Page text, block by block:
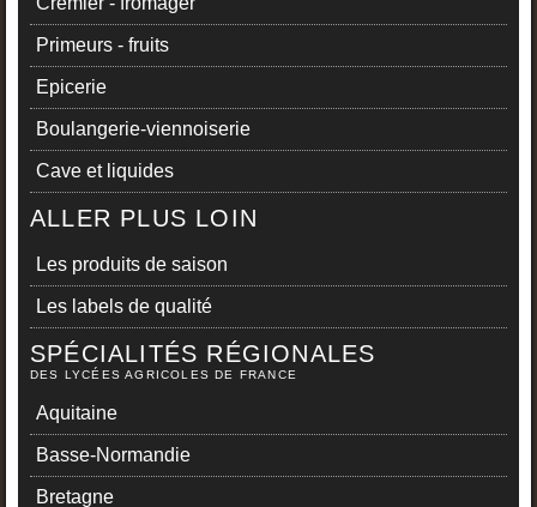
Primeurs - fruits
Epicerie
Boulangerie-viennoiserie
Cave et liquides
ALLER PLUS LOIN
Les produits de saison
Les labels de qualité
SPÉCIALITÉS RÉGIONALES
DES LYCÉES AGRICOLES DE FRANCE
Aquitaine
Basse-Normandie
Bretagne